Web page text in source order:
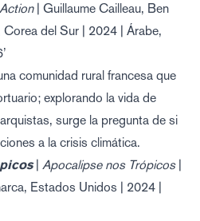
| Guillaume Cailleau, Ben
Corea del Sur | 2024 | Árabe,
comunidad rural francesa que
explorando la vida de
surge la pregunta de si
a la crisis climática.
| Apocalipse nos Trópicos|
Estados Unidos | 2024 |